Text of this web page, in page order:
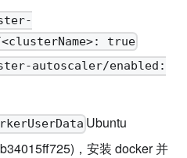
true
autoscaler/enabled:
Ubuntu
，安装 docker 并